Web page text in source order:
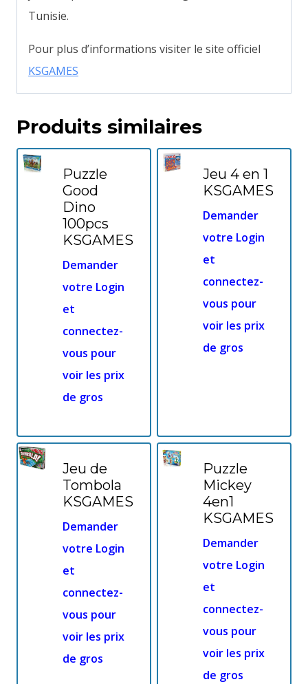
Tunisie.
Pour plus d’informations visiter le site officiel
KSGAMES
Produits similaires
Puzzle
Good
Dino
100pcs
KSGAMES
Demander
votre Login
et
connectez-
vous pour
voir les prix
de gros
Jeu 4 en 1
KSGAMES
Demander
votre Login
et
connectez-
vous pour
voir les prix
de gros
Jeu de
Tombola
KSGAMES
Demander
votre Login
et
connectez-
vous pour
voir les prix
de gros
Puzzle
Mickey
4en1
KSGAMES
Demander
votre Login
et
connectez-
vous pour
voir les prix
de gros